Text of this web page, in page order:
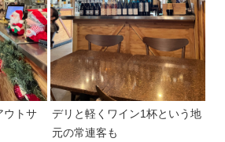
ウトサ
デリと軽くワイン1杯という地
元の常連客も